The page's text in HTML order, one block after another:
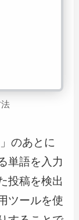
のあとに
単語を入力
投稿を検出
ツールを使